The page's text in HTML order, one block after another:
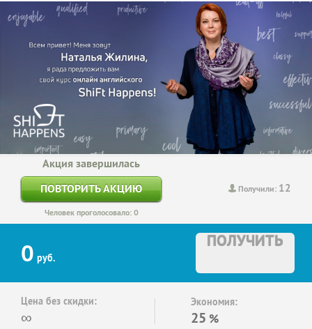
Получили: 12
Акция завершилась
ПОВТОРИТЬ АКЦИЮ
Человек проголосовало: 0
0 руб.
ПОЛУЧИТЬ
Цена без скидки:
∞
Экономия:
25 %